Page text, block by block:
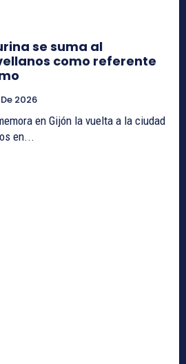
se suma al
como referente
2026
en Gijón la vuelta a la ciudad
en...